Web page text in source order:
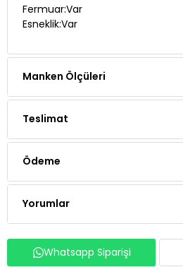
Fermuar:Var
Esneklik:Var
Manken Ölçüleri
Teslimat
Ödeme
Yorumlar
Whatsapp Siparişi